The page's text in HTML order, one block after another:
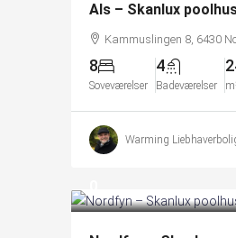
Als – Skanlux
Kammuslingen 8, 6430
8
Soveværelser
4
Badeværelser
Warming